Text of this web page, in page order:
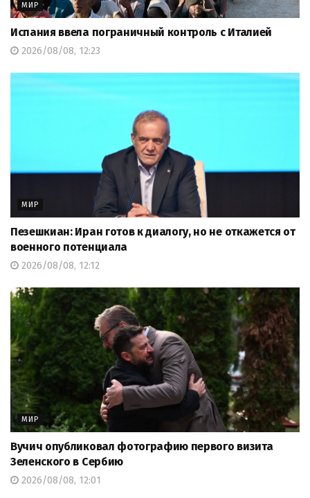
МИР
Испания ввела пограничный контроль с Италией
2026/08/08, 12:23
МИР
Пезешкиан: Иран готов к диалогу, но не откажется от
военного потенциала
2026/08/08, 12:12
МИР
Вучич опубликовал фотографию первого визита
Зеленского в Сербию
2026/08/08, 12:01